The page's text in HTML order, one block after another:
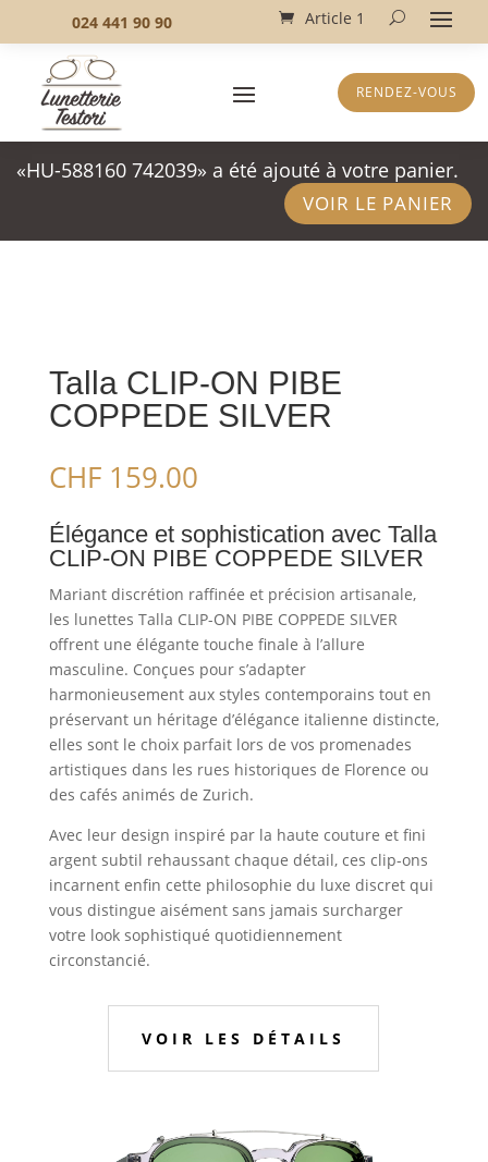
024 441 90 90 Article 1
RENDEZ-VOUS
«HU-588160 742039» a été ajouté à votre panier.
VOIR LE PANIER
Talla CLIP-ON PIBE
COPPEDE SILVER
CHF159.00
Élégance et sophistication avec Talla
CLIP-ON PIBE COPPEDE SILVER
Mariant discrétion raffinée et précision artisanale,
les lunettes Talla CLIP-ON PIBE COPPEDE SILVER
offrent une élégante touche finale à l’allure
masculine. Conçues pour s’adapter
harmonieusement aux styles contemporains tout en
préservant un héritage d’élégance italienne distincte,
elles sont le choix parfait lors de vos promenades
artistiques dans les rues historiques de Florence ou
des cafés animés de Zurich.
Avec leur design inspiré par la haute couture et fini
argent subtil rehaussant chaque détail, ces clip-ons
incarnent enfin cette philosophie du luxe discret qui
vous distingue aisément sans jamais surcharger
votre look sophistiqué quotidiennement
circonstancié.
VOIR LES DÉTAILS